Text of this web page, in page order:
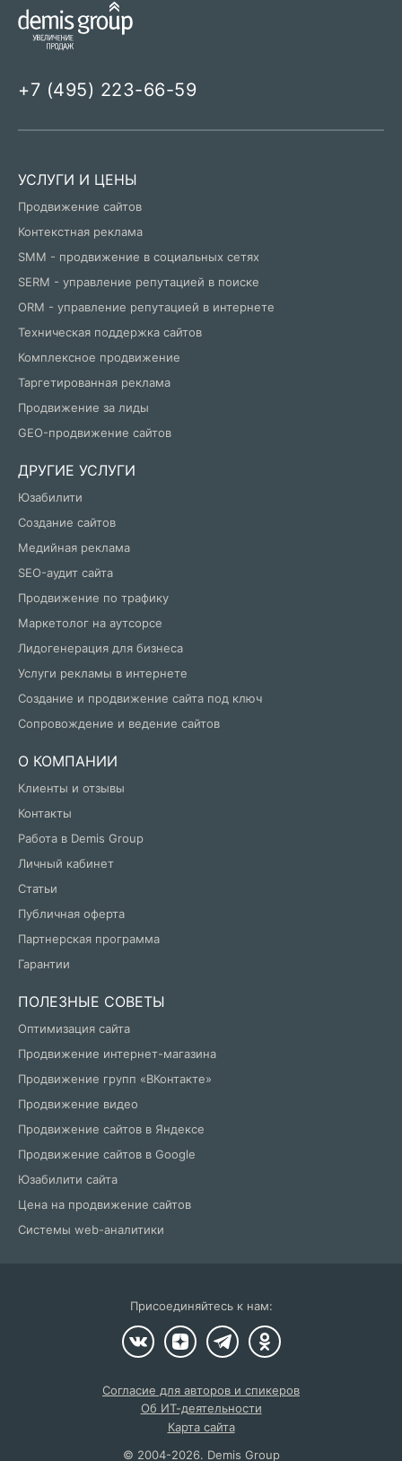
+7 (495) 223-66-59
УСЛУГИ И ЦЕНЫ
Продвижение сайтов
Контекстная реклама
SMM - продвижение в социальных сетях
SERM - управление репутацией в поиске
ORM - управление репутацией в интернете
Техническая поддержка сайтов
Комплексное продвижение
Таргетированная реклама
Продвижение за лиды
GEO-продвижение сайтов
ДРУГИЕ УСЛУГИ
Юзабилити
Создание сайтов
Медийная реклама
SEO-аудит сайта
Продвижение по трафику
Маркетолог на аутсорсе
Лидогенерация для бизнеса
Услуги рекламы в интернете
Создание и продвижение сайта под ключ
Сопровождение и ведение сайтов
О КОМПАНИИ
Клиенты и отзывы
Контакты
Работа в Demis Group
Личный кабинет
Статьи
Публичная оферта
Партнерская программа
Гарантии
ПОЛЕЗНЫЕ СОВЕТЫ
Оптимизация сайта
Продвижение интернет-магазина
Продвижение групп «ВКонтакте»
Продвижение видео
Продвижение сайтов в Яндексе
Продвижение сайтов в Google
Юзабилити сайта
Цена на продвижение сайтов
Системы web-аналитики
Присоединяйтесь к нам:
© 2004-2026. Demis Group
Карта сайта
Об ИТ-деятельности
Согласие для авторов и спикеров